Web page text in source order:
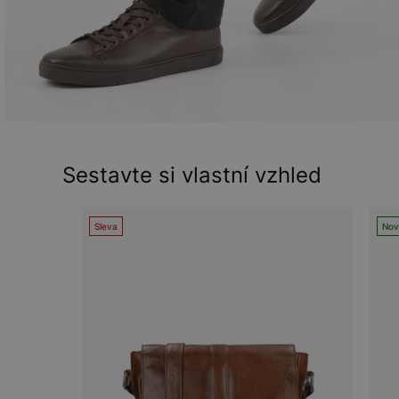
Sestavte si vlastní vzhled
Sleva